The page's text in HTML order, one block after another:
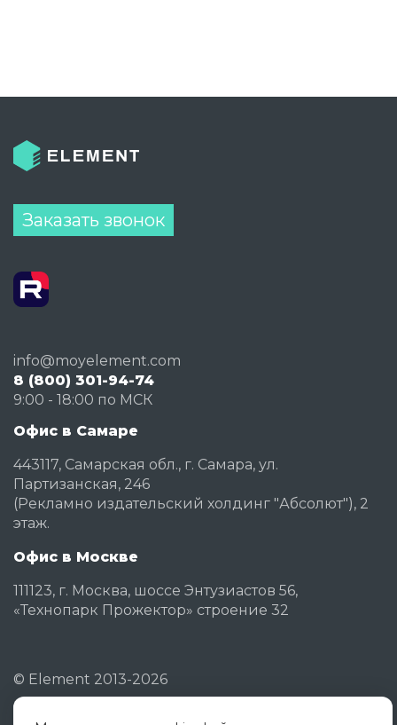
Заказать звонок
info@moyelement.com
8 (800) 301-94-74
9:00 - 18:00 по МСК
Офис в Самаре
443117, Самарская обл., г. Самара, ул.
Партизанская, 246
(Рекламно издательский холдинг "Абсолют"), 2
этаж.
Офис в Москве
111123, г. Москва, шоссе Энтузиастов 56,
«Технопарк Прожектор» строение 32
© Element 2013-2026